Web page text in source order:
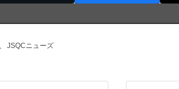
JSQCニューズ